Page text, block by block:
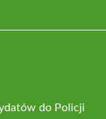
do Policji